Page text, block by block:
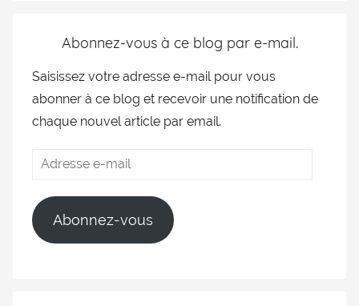
Abonnez-vous à ce blog par e-mail.
Saisissez votre adresse e-mail pour vous
abonner à ce blog et recevoir une notification de
chaque nouvel article par email.
Abonnez-vous